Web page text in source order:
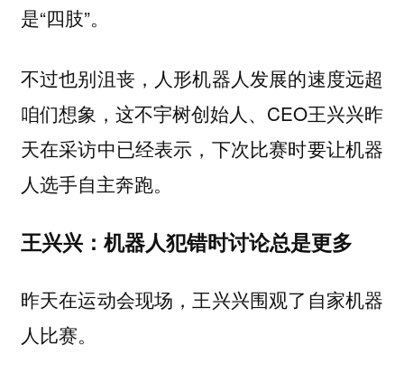
是“四肢”。
不过也别沮丧，人形机器人发展的速度远超
咱们想象，这不宇树创始人、CEO王兴兴昨
天在采访中已经表示，下次比赛时要让机器
人选手自主奔跑。
王兴兴：机器人犯错时讨论总是更多
昨天在运动会现场，王兴兴围观了自家机器
人比赛。